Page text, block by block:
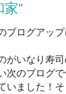
”
ブログアッ
がいなり寿
次のブログ
いました！